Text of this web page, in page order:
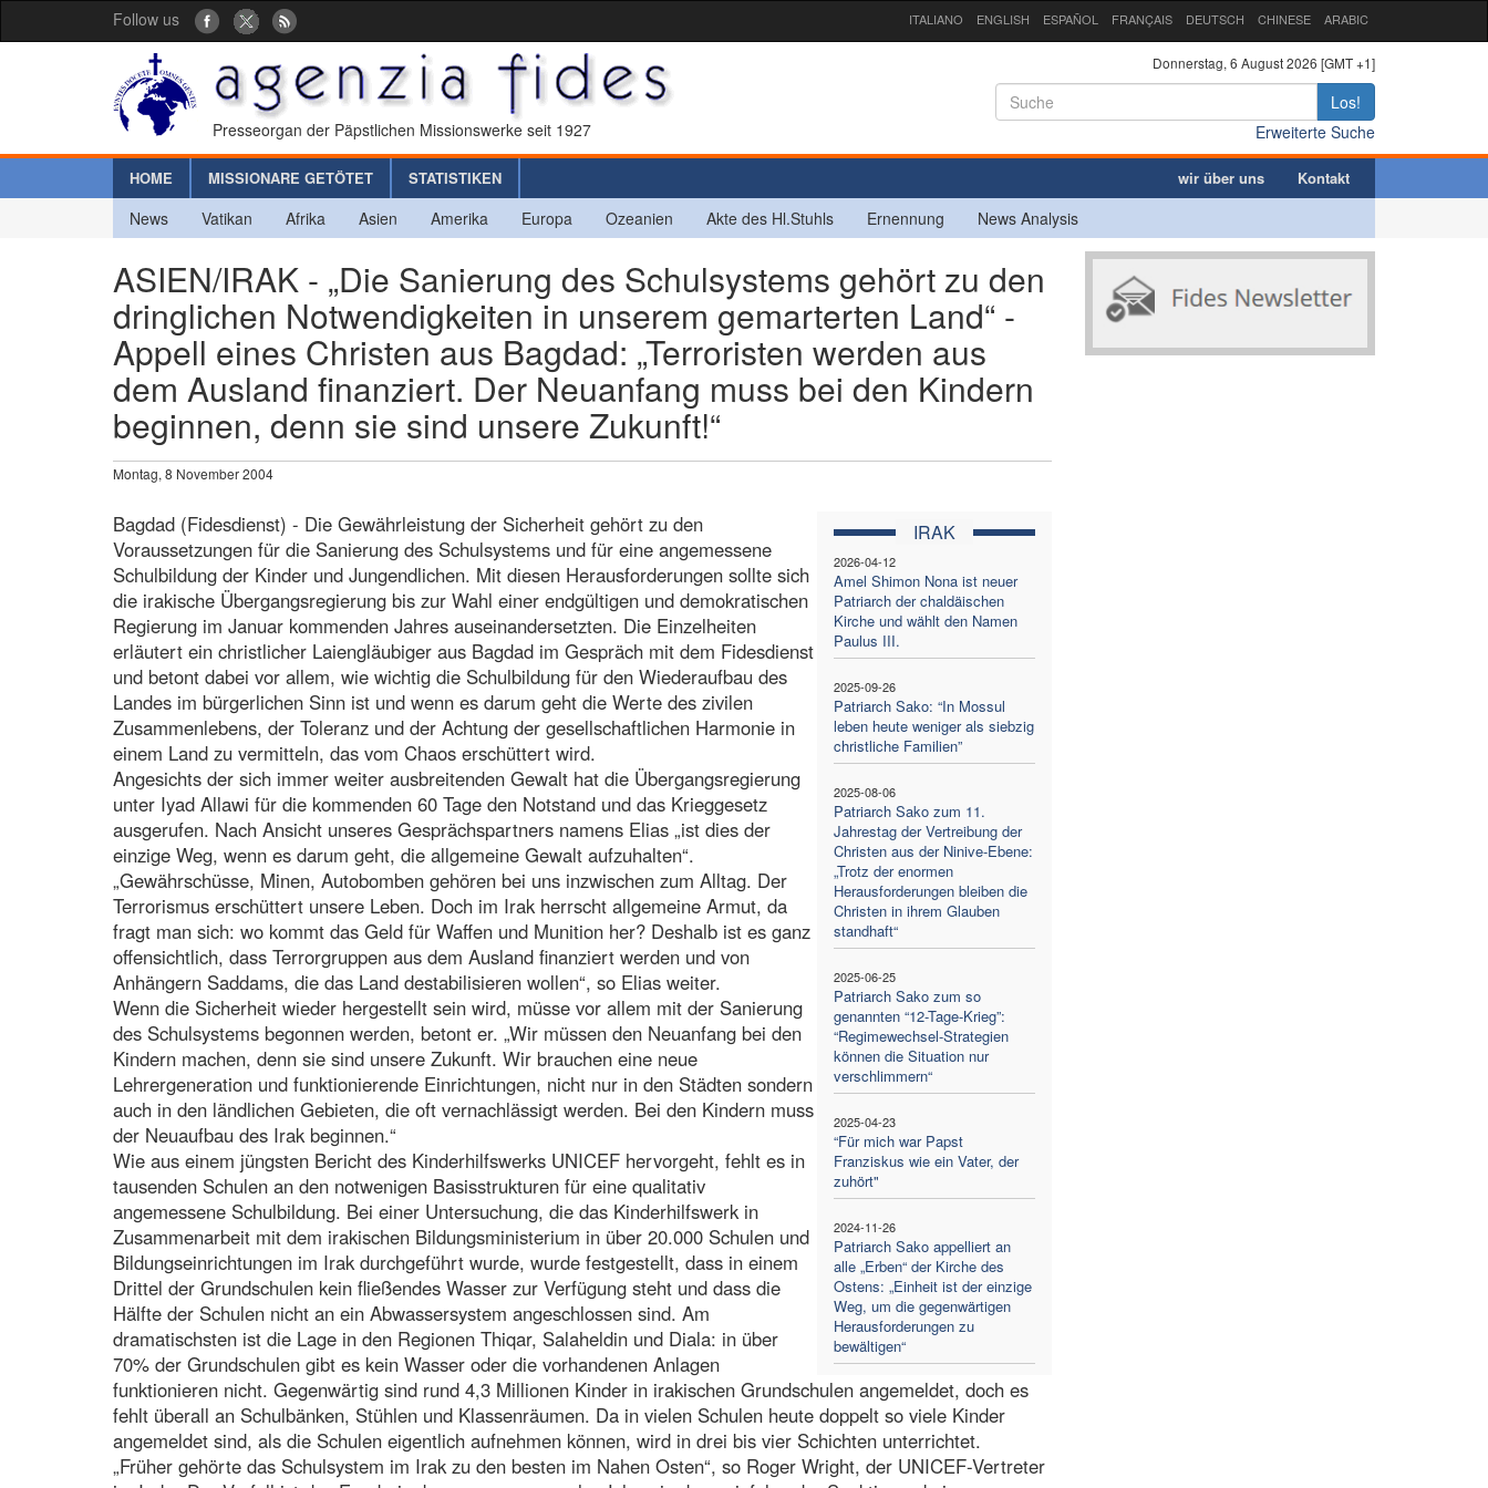
Follow us ITALIANO ENGLISH ESPAÑOL FRANÇAIS DEUTSCH CHINESE ARABIC
Presseorgan der Päpstlichen Missionswerke seit 1927
Donnerstag, 6 August 2026 [GMT +1]
Los!
Erweiterte Suche
HOME MISSIONARE GETÖTET STATISTIKEN wir über uns Kontakt
News Vatikan Afrika Asien Amerika Europa Ozeanien Akte des Hl.Stuhls Ernennung News Analysis
ASIEN/IRAK - „Die Sanierung des Schulsystems gehört zu den
dringlichen Notwendigkeiten in unserem gemarterten Land“ -
Appell eines Christen aus Bagdad: „Terroristen werden aus
dem Ausland finanziert. Der Neuanfang muss bei den Kindern
beginnen, denn sie sind unsere Zukunft!“
Montag, 8 November 2004
IRAK
2026-04-12
Amel Shimon Nona ist neuer
Patriarch der chaldäischen
Kirche und wählt den Namen
Paulus III.
2025-09-26
Patriarch Sako: “In Mossul
leben heute weniger als siebzig
christliche Familien”
2025-08-06
Patriarch Sako zum 11.
Jahrestag der Vertreibung der
Christen aus der Ninive-Ebene:
„Trotz der enormen
Herausforderungen bleiben die
Christen in ihrem Glauben
standhaft“
2025-06-25
Patriarch Sako zum so
genannten “12-Tage-Krieg”:
“Regimewechsel-Strategien
können die Situation nur
verschlimmern“
2025-04-23
“Für mich war Papst
Franziskus wie ein Vater, der
zuhört"
2024-11-26
Patriarch Sako appelliert an
alle „Erben“ der Kirche des
Ostens: „Einheit ist der einzige
Weg, um die gegenwärtigen
Herausforderungen zu
bewältigen“
Bagdad (Fidesdienst) - Die Gewährleistung der Sicherheit gehört zu den
Voraussetzungen für die Sanierung des Schulsystems und für eine angemessene
Schulbildung der Kinder und Jungendlichen. Mit diesen Herausforderungen sollte sich
die irakische Übergangsregierung bis zur Wahl einer endgültigen und demokratischen
Regierung im Januar kommenden Jahres auseinandersetzten. Die Einzelheiten
erläutert ein christlicher Laiengläubiger aus Bagdad im Gespräch mit dem Fidesdienst
und betont dabei vor allem, wie wichtig die Schulbildung für den Wiederaufbau des
Landes im bürgerlichen Sinn ist und wenn es darum geht die Werte des zivilen
Zusammenlebens, der Toleranz und der Achtung der gesellschaftlichen Harmonie in
einem Land zu vermitteln, das vom Chaos erschüttert wird.
Angesichts der sich immer weiter ausbreitenden Gewalt hat die Übergangsregierung
unter Iyad Allawi für die kommenden 60 Tage den Notstand und das Krieggesetz
ausgerufen. Nach Ansicht unseres Gesprächspartners namens Elias „ist dies der
einzige Weg, wenn es darum geht, die allgemeine Gewalt aufzuhalten“.
„Gewährschüsse, Minen, Autobomben gehören bei uns inzwischen zum Alltag. Der
Terrorismus erschüttert unsere Leben. Doch im Irak herrscht allgemeine Armut, da
fragt man sich: wo kommt das Geld für Waffen und Munition her? Deshalb ist es ganz
offensichtlich, dass Terrorgruppen aus dem Ausland finanziert werden und von
Anhängern Saddams, die das Land destabilisieren wollen“, so Elias weiter.
Wenn die Sicherheit wieder hergestellt sein wird, müsse vor allem mit der Sanierung
des Schulsystems begonnen werden, betont er. „Wir müssen den Neuanfang bei den
Kindern machen, denn sie sind unsere Zukunft. Wir brauchen eine neue
Lehrergeneration und funktionierende Einrichtungen, nicht nur in den Städten sondern
auch in den ländlichen Gebieten, die oft vernachlässigt werden. Bei den Kindern muss
der Neuaufbau des Irak beginnen.“
Wie aus einem jüngsten Bericht des Kinderhilfswerks UNICEF hervorgeht, fehlt es in
tausenden Schulen an den notwenigen Basisstrukturen für eine qualitativ
angemessene Schulbildung. Bei einer Untersuchung, die das Kinderhilfswerk in
Zusammenarbeit mit dem irakischen Bildungsministerium in über 20.000 Schulen und
Bildungseinrichtungen im Irak durchgeführt wurde, wurde festgestellt, dass in einem
Drittel der Grundschulen kein fließendes Wasser zur Verfügung steht und dass die
Hälfte der Schulen nicht an ein Abwassersystem angeschlossen sind. Am
dramatischsten ist die Lage in den Regionen Thiqar, Salaheldin und Diala: in über
70% der Grundschulen gibt es kein Wasser oder die vorhandenen Anlagen
funktionieren nicht. Gegenwärtig sind rund 4,3 Millionen Kinder in irakischen Grundschulen angemeldet, doch es
fehlt überall an Schulbänken, Stühlen und Klassenräumen. Da in vielen Schulen heute doppelt so viele Kinder
angemeldet sind, als die Schulen eigentlich aufnehmen können, wird in drei bis vier Schichten unterrichtet.
„Früher gehörte das Schulsystem im Irak zu den besten im Nahen Osten“, so Roger Wright, der UNICEF-Vertreter